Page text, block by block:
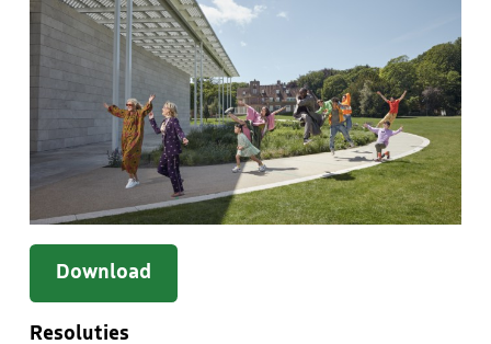
Download
Resoluties